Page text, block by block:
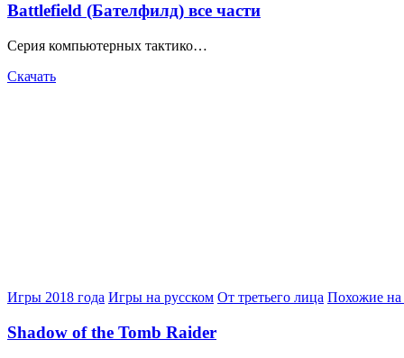
Battlefield (Бателфилд) все части
Серия компьютерных тактико…
Скачать
Posted
Игры 2018 года Игры на русском От третьего лица Похожие на
Shadow of the Tomb Raider